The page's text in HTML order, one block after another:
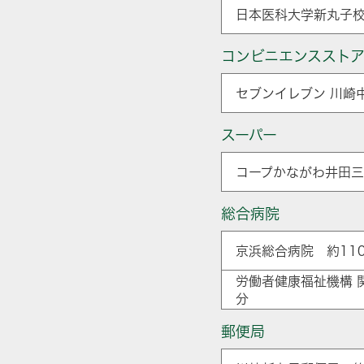
日本医科大学新丸
コンビニエンスストア
セブンイレブン 川
スーパー
コープかながわ井
総合病院
京浜総合病院 約
労働者健康福祉機
分
郵便局